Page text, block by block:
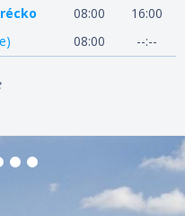
08:00
16:00
08:00 --:--